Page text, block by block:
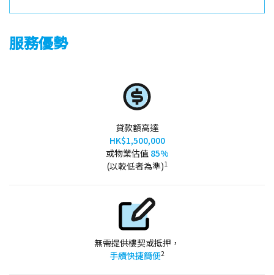
服務優勢
貸款額高達
HK$1,500,000
或物業估值 85%
(以較低者為準)1
無需提供樓契或抵押，
手續快捷簡便2